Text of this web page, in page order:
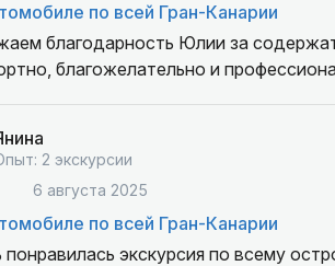
по всей Гран-Канарии
благодарность Юлии за
благожелательно и
2 экскурсии
6 августа 2025
по всей Гран-Канарии
понравилась экскурсия по всему